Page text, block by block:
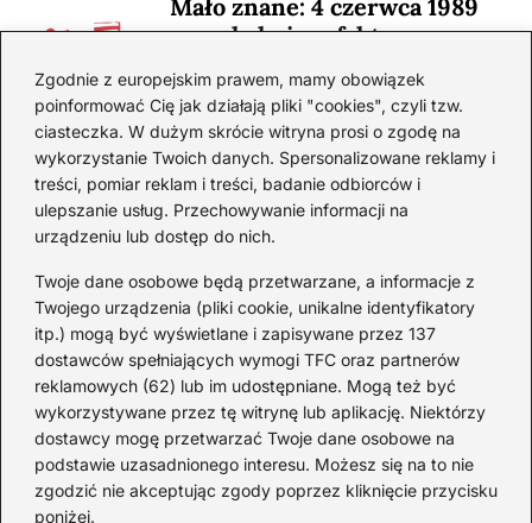
Zgodnie z europejskim prawem, mamy obowiązek
poinformować Cię jak działają pliki "cookies", czyli tzw.
ciasteczka. W dużym skrócie witryna prosi o zgodę na
wykorzystanie Twoich danych. Spersonalizowane reklamy i
treści, pomiar reklam i treści, badanie odbiorców i
ulepszanie usług. Przechowywanie informacji na
urządzeniu lub dostęp do nich.
Twoje dane osobowe będą przetwarzane, a informacje z
Twojego urządzenia (pliki cookie, unikalne identyfikatory
itp.) mogą być wyświetlane i zapisywane przez 137
dostawców spełniających wymogi TFC oraz partnerów
reklamowych (62) lub im udostępniane. Mogą też być
wykorzystywane przez tę witrynę lub aplikację. Niektórzy
dostawcy mogę przetwarzać Twoje dane osobowe na
podstawie uzasadnionego interesu. Możesz się na to nie
zgodzić nie akceptując zgody poprzez kliknięcie przycisku
poniżej.
Mało znane: 4 czerwca 1989
— zaskakujące fakty
2026-08-03
Ciekawostki o 1. wojnie
światowej — mało znane
fakty i historie
2026-08-02
Zaskakujące ciekawostki o
Krzysztofie Kolumbie
2026-07-20
Mało znane ciekawostki o
Wisławie Szymborskiej
2026-07-16
Zaskakujące ciekawostki o